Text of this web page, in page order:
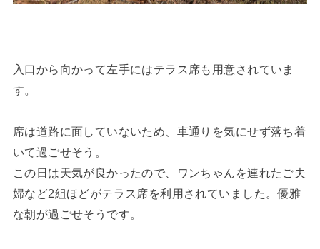
入口から向かって左手にはテラス席も用意されていま
す。
席は道路に面していないため、車通りを気にせず落ち着
いて過ごせそう。
この日は天気が良かったので、ワンちゃんを連れたご夫
婦など2組ほどがテラス席を利用されていました。優雅
な朝が過ごせそうです。